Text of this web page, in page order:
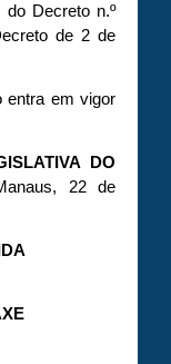
Decreto n.º
de 2 de
entra em vigor
DO
22 de